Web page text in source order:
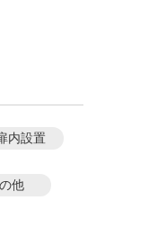
内設置
他